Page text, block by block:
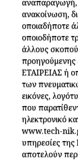
ανακοίνωση,
οποιαδήποτε
οποιοδήποτε
άλλους
προηγούμενης
ΕΤΑΙΡΕΙΑΣ ή
των
εικόνες,
που
ηλεκτρονικό
www.tech-
υπηρεσίες
αποτελούν